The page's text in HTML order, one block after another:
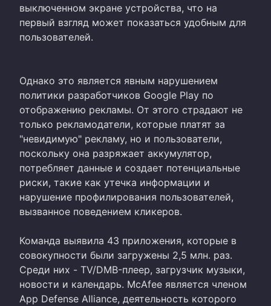
выключенном экране устройства, что на
первый взгляд может показаться удобным для
пользователей.
Однако это является явным нарушением
политики разработчиков Google Play по
отображению рекламы. От этого страдают не
только рекламодатели, которые платят за
"невидимую" рекламу, но и пользователи,
поскольку она разряжает аккумулятор,
потребляет данные и создает потенциальные
риски, такие как утечка информации и
нарушение профилирования пользователей,
вызванное поведением кликеров.
Команда выявила 43 приложения, которые в
совокупности были загружены 2,5 млн. раз.
Среди них - TV/DMB-плеер, загрузчик музыки,
новости и календарь. McAfee является членом
App Defense Alliance, деятельность которого